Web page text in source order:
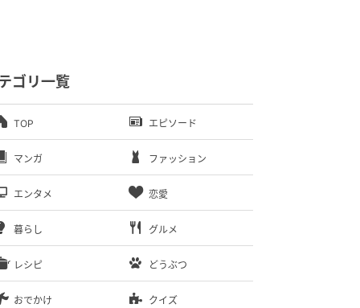
ゴリ一覧
TOP エピソード
マンガ ファッション
エンタメ 恋愛
暮らし グルメ
レシピ どうぶつ
おでかけ クイズ